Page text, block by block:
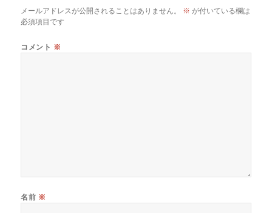
メールアドレスが公開されることはありません。 ※ が付いている欄は
必須項目です
コメント ※
名前 ※